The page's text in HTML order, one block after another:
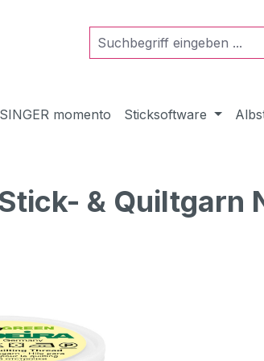
SINGER momento Sticksoftware
& Quiltgarn